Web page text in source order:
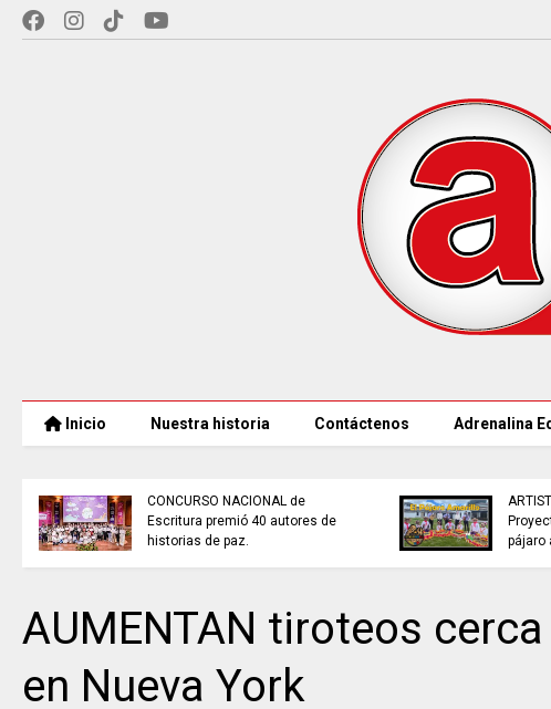
Inicio Nuestra historia Contáctenos Adrenalina
CONCURSO NACIONAL de
Escritura premió 40 autores de
historias de paz.
pájaro
AUMENTAN tiroteos
en Nueva York